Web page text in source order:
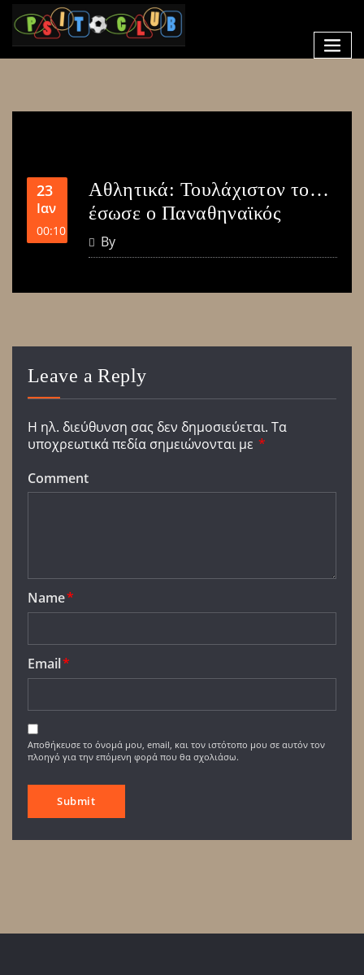
23
Ιαν
00:10
Αθλητικά: Τουλάχιστον το…
έσωσε ο Παναθηναϊκός
By
Leave a Reply
Η ηλ. διεύθυνση σας δεν δημοσιεύεται. Τα
υποχρεωτικά πεδία σημειώνονται με *
Comment
Name*
Email*
Αποθήκευσε το όνομά μου, email, και τον ιστότοπο μου σε αυτόν τον
πλοηγό για την επόμενη φορά που θα σχολιάσω.